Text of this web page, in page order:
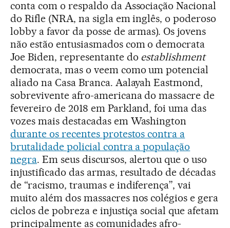
conta com o respaldo da Associação Nacional
do Rifle (NRA, na sigla em inglês, o poderoso
lobby a favor da posse de armas). Os jovens
não estão entusiasmados com o democrata
Joe Biden, representante do establishment
democrata, mas o veem como um potencial
aliado na Casa Branca. Aalayah Eastmond,
sobrevivente afro-americana do massacre de
fevereiro de 2018 em Parkland, foi uma das
vozes mais destacadas em Washington
durante os recentes protestos contra a
brutalidade policial contra a população
negra. Em seus discursos, alertou que o uso
injustificado das armas, resultado de décadas
de “racismo, traumas e indiferença”, vai
muito além dos massacres nos colégios e gera
ciclos de pobreza e injustiça social que afetam
principalmente as comunidades afro-